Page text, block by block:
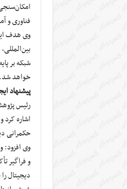
فناوری و
وی هدف
شبکه بر
خواهد شد.
پیشنهاد
رئیس
اشاره
حکمرانی
وی افزود:
و فراگیر
دیجیتال